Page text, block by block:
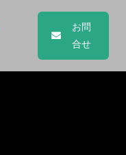
お問
合せ